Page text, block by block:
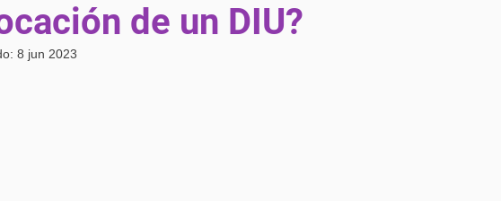
de un DIU?
8 jun 2023